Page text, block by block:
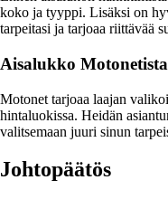
koko ja tyyppi. Lisäksi on
tarpeitasi ja tarjoaa riittävää
Aisalukko
Motonet tarjoaa laajan
hintaluokissa. Heidän
valitsemaan juuri sinun
Johtopäätös